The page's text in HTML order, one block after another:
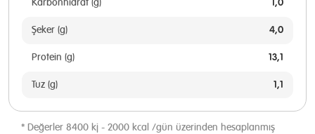
Karbonhidrat (g)
Şeker (g) 4,0
Protein (g) 13,1
Tuz (g) 1,1
* Değerler 8400 kj - 2000 kcal /gün üzerinden hesaplanmış